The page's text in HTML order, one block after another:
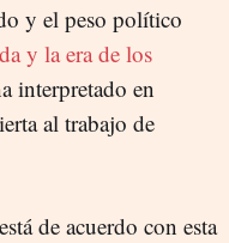
y el peso político
y la era de los
interpretado en
al trabajo de
de acuerdo con esta